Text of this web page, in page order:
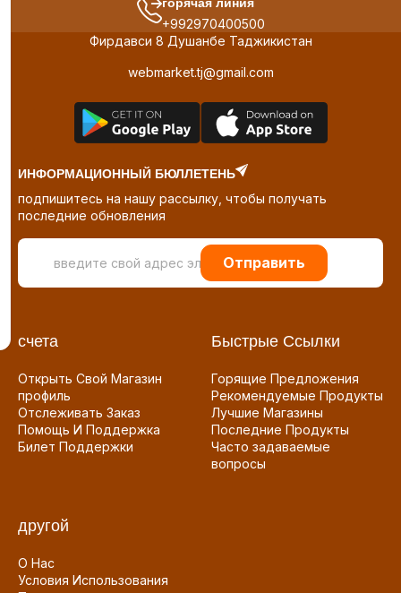
+992970400500
Фирдавси 8 Душанбе Таджикистан
webmarket.tj@gmail.com
ИНФОРМАЦИОННЫЙ БЮЛЛЕТЕНЬ
подпишитесь на нашу рассылку, чтобы получать
последние обновления
Отправить
счета
Открыть Свой Магазин
профиль
Отслеживать Заказ
Помощь И Поддержка
Билет Поддержки
Быстрые Ссылки
Горящие Предложения
Рекомендуемые Продукты
Лучшие Магазины
Последние Продукты
Часто задаваемые
вопросы
другой
О Нас
Условия Использования